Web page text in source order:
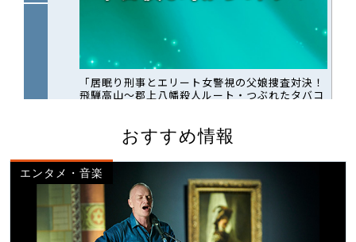
おすすめ情報
エンタメ・音楽